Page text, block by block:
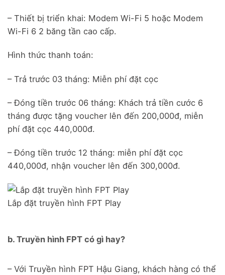
– Thiết bị triển khai: Modem Wi-Fi 5 hoặc Modem
Wi-Fi 6 2 băng tần cao cấp.
Hình thức thanh toán:
– Trả trước 03 tháng: Miễn phí đặt cọc
– Đóng tiền trước 06 tháng: Khách trả tiền cước 6
tháng được tặng voucher lên đến 200,000đ, miễn
phí đặt cọc 440,000đ.
– Đóng tiền trước 12 tháng: miễn phí đặt cọc
440,000đ, nhận voucher lên đến 300,000đ.
Lắp đặt truyền hình FPT Play
b. Truyền hình FPT có gì hay?
– Với Truyền hình FPT Hậu Giang, khách hàng có thể